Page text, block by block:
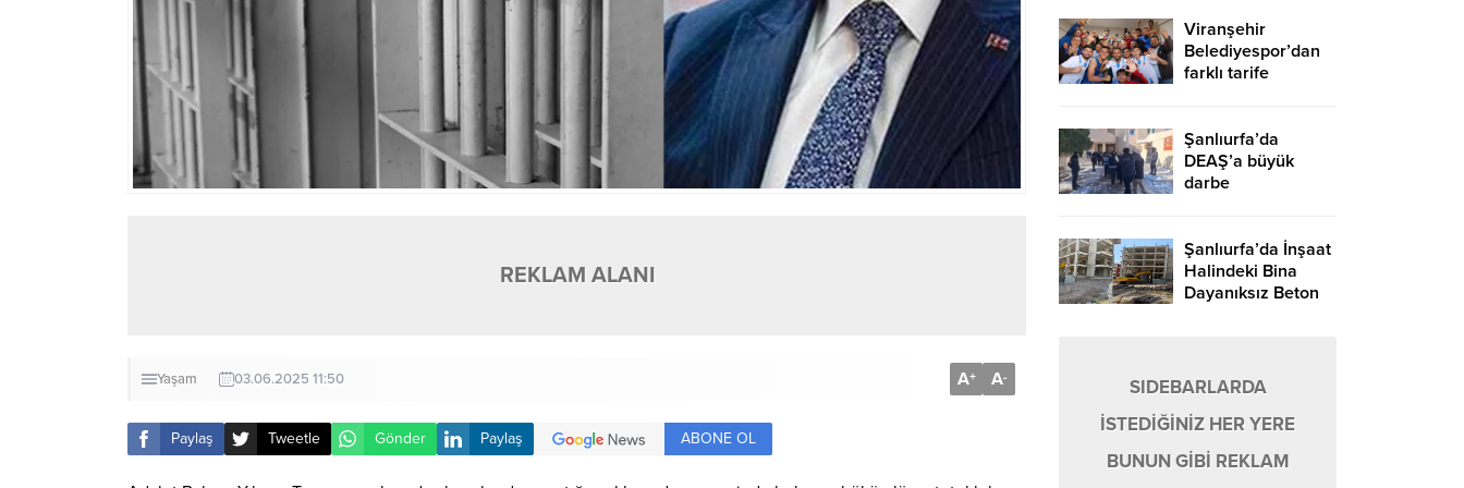
REKLAM ALANI
Yaşam 03.06.2025 11:50 A+ A-
Paylaş Tweetle Gönder Paylaş ABONE OL
Viranşehir
Belediyespor’dan
farklı tarife
Şanlıurfa’da
DEAŞ’a büyük
darbe
Şanlıurfa’da İnşaat
Halindeki Bina
Dayanıksız Beton
SIDEBARLARDA
İSTEDİĞİNİZ HER YERE
BUNUN GİBİ REKLAM